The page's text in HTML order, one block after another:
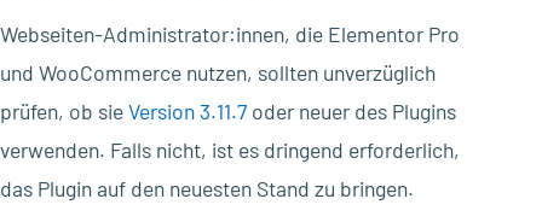
Webseiten-Administrator:innen, die Elementor Pro
und WooCommerce nutzen, sollten unverzüglich
prüfen, ob sieVersion 3.11.7 oder neuer des Plugins
verwenden. Falls nicht, ist es dringend erforderlich,
das Plugin auf den neuesten Stand zu bringen.